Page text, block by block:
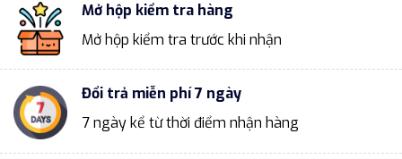
Mở hộp kiểm tra hàng
Mở hộp kiểm tra trước khi nhận
Đổi trả miễn phí 7 ngày
7 ngày kể từ thời điểm nhận hàng